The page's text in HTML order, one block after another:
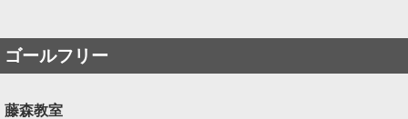
ゴールフリー
藤森教室